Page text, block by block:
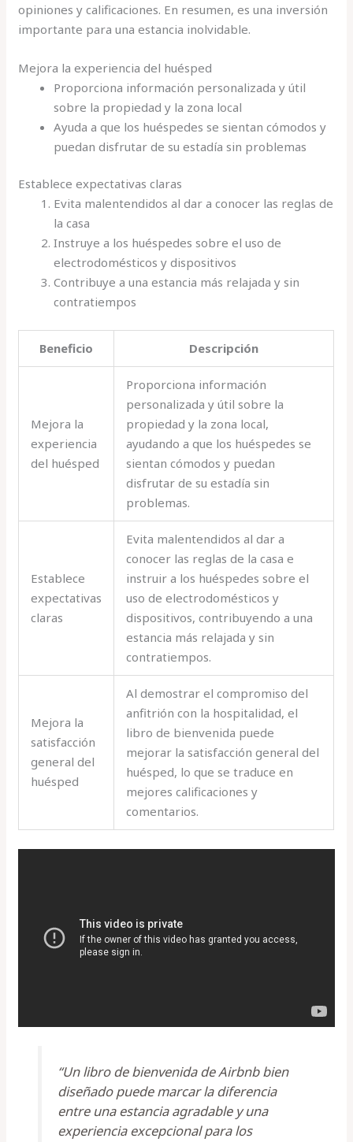
opiniones y calificaciones. En resumen, es una inversión
importante para una estancia inolvidable.
Mejora la experiencia del huésped
Proporciona información personalizada y útil
sobre la propiedad y la zona local
Ayuda a que los huéspedes se sientan cómodos y
puedan disfrutar de su estadía sin problemas
Establece expectativas claras
Evita malentendidos al dar a conocer las reglas de
la casa
Instruye a los huéspedes sobre el uso de
electrodomésticos y dispositivos
Contribuye a una estancia más relajada y sin
contratiempos
Beneficio Descripción
Mejora la
experiencia
del huésped
Proporciona información
personalizada y útil sobre la
propiedad y la zona local,
ayudando a que los huéspedes se
sientan cómodos y puedan
disfrutar de su estadía sin
problemas.
Establece
expectativas
claras
Evita malentendidos al dar a
conocer las reglas de la casa e
instruir a los huéspedes sobre el
uso de electrodomésticos y
dispositivos, contribuyendo a una
estancia más relajada y sin
contratiempos.
Mejora la
satisfacción
general del
huésped
Al demostrar el compromiso del
anfitrión con la hospitalidad, el
libro de bienvenida puede
mejorar la satisfacción general del
huésped, lo que se traduce en
mejores calificaciones y
comentarios.
“Un libro de bienvenida de Airbnb bien
diseñado puede marcar la diferencia
entre una estancia agradable y una
experiencia excepcional para los